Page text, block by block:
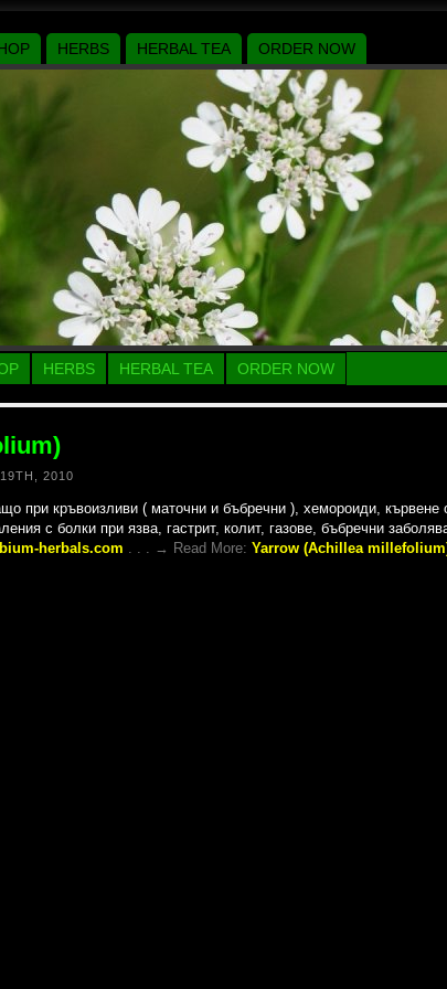
HERBS HERBAL TEA ORDER NOW
HERBS HERBAL TEA ORDER NOW
2010
при кръвоизливи ( маточни и бъбречни ), хемороиди, кървене
с болки при язва, гастрит, колит, газове, бъбречни
herbals.com . . . → Read More: Yarrow (Achillea